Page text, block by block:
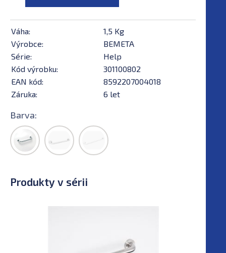
Váha:
1,5 Kg
Výrobce:
BEMETA
Série:
Help
Kód výrobku:
301100802
EAN kód:
8592207004018
Záruka:
6 let
Barva:
Produkty v sérii